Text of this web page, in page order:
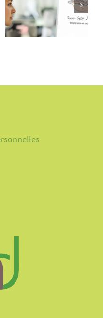
Sonia Celii
Jotterand